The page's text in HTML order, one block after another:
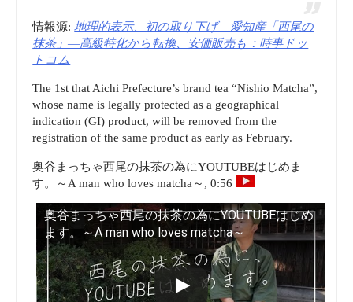
情報源:地理的表示、初の取り下げ 愛知産「西尾の
抹茶」―高級特化から転換、安価販売も：時事ドッ
トコム
The 1st that Aichi Prefecture’s brand tea “Nishio Matcha”,
whose name is legally protected as a geographical
indication (GI) product, will be removed from the
registration of the same product as early as February.
奥谷まっちゃ西尾の抹茶の為にYOUTUBEはじめま
す。～A man who loves matcha～, 0:56
奥谷まっちゃ西尾の抹茶の為にYOUTUBEはじめ
ます。～A man who loves matcha～